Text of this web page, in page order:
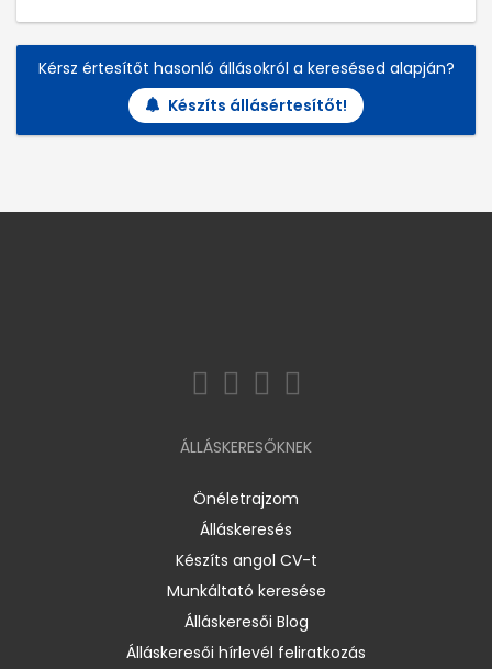
Kérsz értesítőt hasonló állásokról a keresésed alapján?
Készíts állásértesítőt!
ÁLLÁSKERESŐKNEK
Önéletrajzom
Álláskeresés
Készíts angol CV-t
Munkáltató keresése
Álláskeresői Blog
Álláskeresői hírlevél feliratkozás